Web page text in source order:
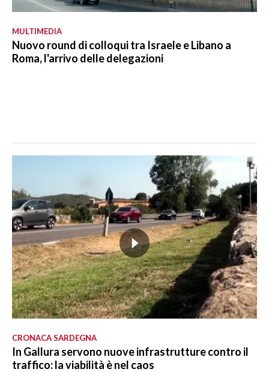
MULTIMEDIA
Nuovo round di colloqui tra Israele e Libano a
Roma, l'arrivo delle delegazioni
CRONACA SARDEGNA
In Gallura servono nuove infrastrutture contro il
traffico: la viabilità è nel caos